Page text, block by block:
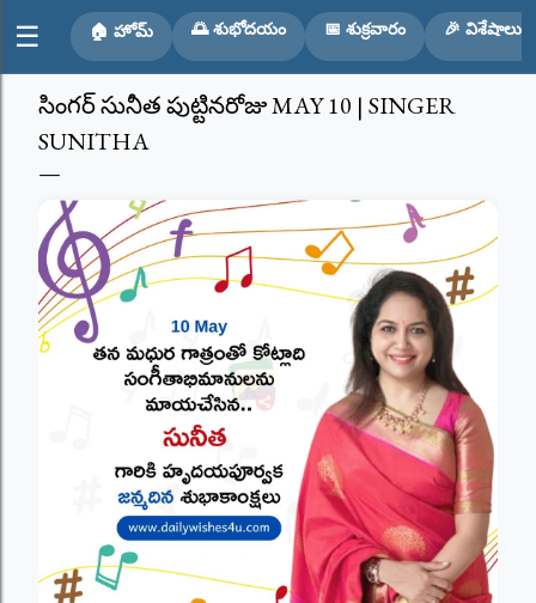
Skip to main content
☰ 🏠 హోమ్ 🌅 శుభోదయం 📅 శుక్రవారం 🎉 విశేషాలు
సింగర్ సునీత పుట్టినరోజు MAY 10 | SINGER
SUNITHA